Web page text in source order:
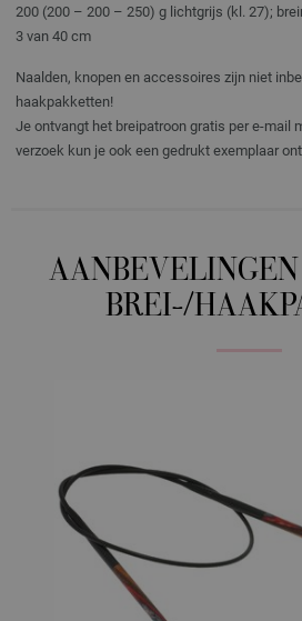
200 (200 – 200 – 250) g lichtgrijs (kl. 27);
3 van 40 cm
Naalden, knopen en accessoires zijn niet
haakpakketten!
Je ontvangt het breipatroon gratis per e-mail
verzoek kun je ook een gedrukt exemplaar
BREI-/